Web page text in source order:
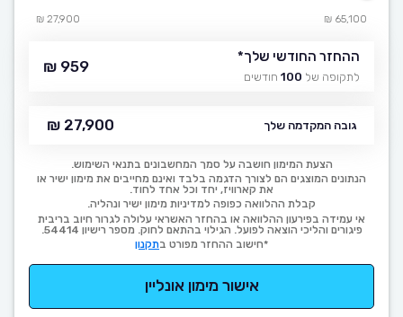
65,100 ₪
27,900 ₪
ההחזר החודשי שלך*
לתקופה של 100 חודשים
959 ₪
גובה המקדמה שלך 27,900 ₪
הצעת המימון חושבה על סמך המחשבונים בתנאי השימוש.
הנתונים המוצגים הם לצורך הדגמה בלבד ואינם מחייבים את מימון ישיר או
את קארוויז, יחד וכל אחד לחוד.
קבלת ההלוואה כפופה למדיניות מימון ישיר ונהליה.
אי עמידה בפירעון ההלוואה או בהחזר האשראי עלולה לגרור חיוב בריבית
פיגורים והליכי הוצאה לפועל. הגילוי בהתאם לחוק. מספר רישיון 54414.
*חישוב ההחזר מפורט בתקנון
אישור מימון אונליין